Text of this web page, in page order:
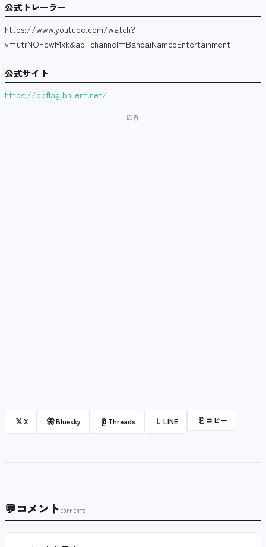
公式トレーラー
https://www.youtube.com/watch?
v=utrNOFewMxk&ab_channel=BandaiNamcoEntertainment
公式サイト
https://opflag.bn-ent.net/
𝕏X 🦋Bluesky @ Threads L LINE ⎘ コピー
💬コメント COMMENTS